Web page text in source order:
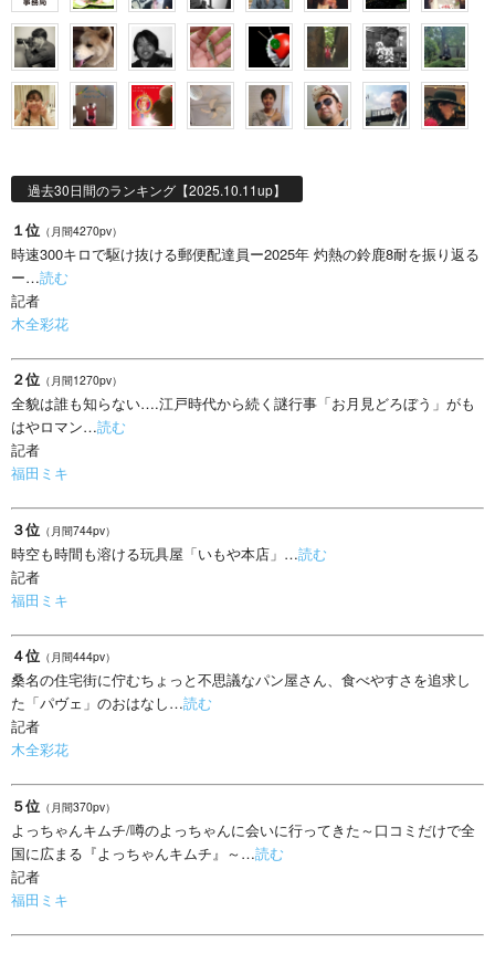
過去30日間のランキング【2025.10.11up】
１位 （月間4270pv）
時速300キロで駆け抜ける郵便配達員ー2025年 灼熱の鈴鹿8耐を振り返る
ー…読む
記者
木全彩花
２位 （月間1270pv）
全貌は誰も知らない….江戸時代から続く謎行事「お月見どろぼう」がも
はやロマン…読む
記者
福田ミキ
３位 （月間744pv）
時空も時間も溶ける玩具屋「いもや本店」…読む
記者
福田ミキ
４位 （月間444pv）
桑名の住宅街に佇むちょっと不思議なパン屋さん、食べやすさを追求し
た「パヴェ」のおはなし…読む
記者
木全彩花
５位 （月間370pv）
よっちゃんキムチ/噂のよっちゃんに会いに行ってきた～口コミだけで全
国に広まる『よっちゃんキムチ』～…読む
記者
福田ミキ